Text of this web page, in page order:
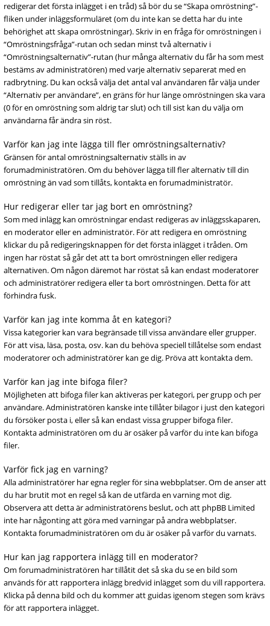
redigerar det första inlägget i en tråd) så bör du se “Skapa omröstning”-
fliken under inläggsformuläret (om du inte kan se detta har du inte
behörighet att skapa omröstningar). Skriv in en fråga för omröstningen i
“Omröstningsfråga”-rutan och sedan minst två alternativ i
“Omröstningsalternativ”-rutan (hur många alternativ du får ha som mest
bestäms av administratören) med varje alternativ separerat med en
radbrytning. Du kan också välja det antal val användaren får välja under
“Alternativ per användare”, en gräns för hur länge omröstningen ska vara
(0 för en omröstning som aldrig tar slut) och till sist kan du välja om
användarna får ändra sin röst.
Varför kan jag inte lägga till fler omröstningsalternativ?
Gränsen för antal omröstningsalternativ ställs in av
forumadministratören. Om du behöver lägga till fler alternativ till din
omröstning än vad som tillåts, kontakta en forumadministratör.
Hur redigerar eller tar jag bort en omröstning?
Som med inlägg kan omröstningar endast redigeras av inläggsskaparen,
en moderator eller en administratör. För att redigera en omröstning
klickar du på redigeringsknappen för det första inlägget i tråden. Om
ingen har röstat så går det att ta bort omröstningen eller redigera
alternativen. Om någon däremot har röstat så kan endast moderatorer
och administratörer redigera eller ta bort omröstningen. Detta för att
förhindra fusk.
Varför kan jag inte komma åt en kategori?
Vissa kategorier kan vara begränsade till vissa användare eller grupper.
För att visa, läsa, posta, osv. kan du behöva speciell tillåtelse som endast
moderatorer och administratörer kan ge dig. Pröva att kontakta dem.
Varför kan jag inte bifoga filer?
Möjligheten att bifoga filer kan aktiveras per kategori, per grupp och per
användare. Administratören kanske inte tillåter bilagor i just den kategori
du försöker posta i, eller så kan endast vissa grupper bifoga filer.
Kontakta administratören om du är osäker på varför du inte kan bifoga
filer.
Varför fick jag en varning?
Alla administratörer har egna regler för sina webbplatser. Om de anser att
du har brutit mot en regel så kan de utfärda en varning mot dig.
Observera att detta är administratörens beslut, och att phpBB Limited
inte har någonting att göra med varningar på andra webbplatser.
Kontakta forumadministratören om du är osäker på varför du varnats.
Hur kan jag rapportera inlägg till en moderator?
Om forumadministratören har tillåtit det så ska du se en bild som
används för att rapportera inlägg bredvid inlägget som du vill rapportera.
Klicka på denna bild och du kommer att guidas igenom stegen som krävs
för att rapportera inlägget.